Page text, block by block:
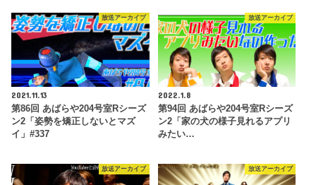
放送アーカイブ
2021.11.13
第86回 あばらや204号室Rシーズ
ン2「姿勢を矯正しないとマズ
イ」#337
放送アーカイブ
2022.1.8
第94回 あばらや204号室Rシーズ
ン2「家の犬の様子見れるアプリ
みたい…
放送アーカイブ 放送アーカイブ